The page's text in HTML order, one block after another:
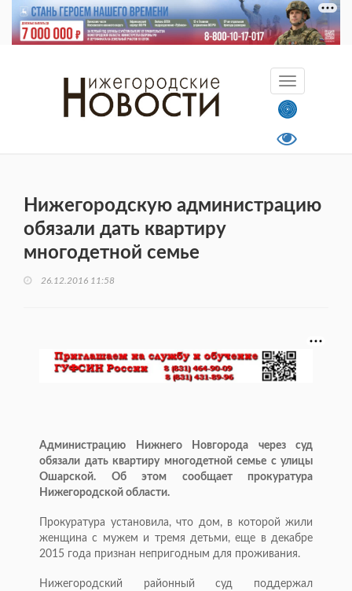
Нижегородскую администрацию
обязали дать квартиру
многодетной семье
26.12.2016 11:58
Администрацию Нижнего Новгорода через суд
обязали дать квартиру многодетной семье с улицы
Ошарской. Об этом сообщает прокуратура
Нижегородской области.
Прокуратура установила, что дом, в которой жили
женщина с мужем и тремя детьми, еще в декабре
2015 года признан непригодным для проживания.
Нижегородский районный суд поддержал